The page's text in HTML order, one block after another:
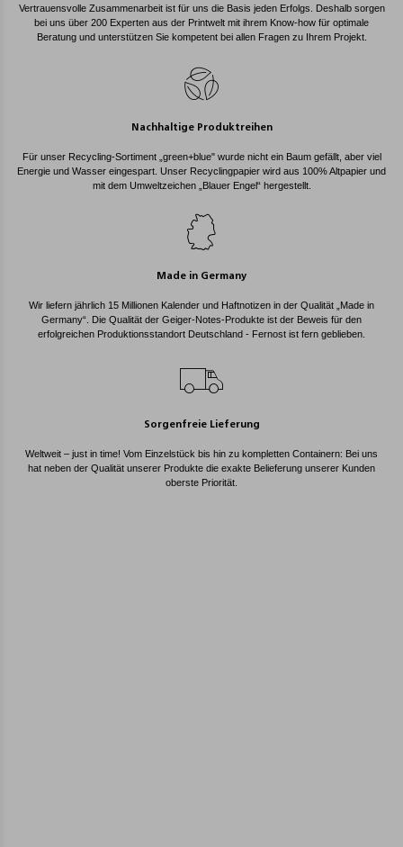
Vertrauensvolle Zusammenarbeit ist für uns die Basis jeden Erfolgs. Deshalb sorgen
bei uns über 200 Experten aus der Printwelt mit ihrem Know-how für optimale
Beratung und unterstützen Sie kompetent bei allen Fragen zu Ihrem Projekt.
Nachhaltige Produktreihen
Für unser Recycling-Sortiment „green+blue" wurde nicht ein Baum gefällt, aber viel
Energie und Wasser eingespart. Unser Recyclingpapier wird aus 100% Altpapier und
mit dem Umweltzeichen „Blauer Engel“ hergestellt.
Made in Germany
Wir liefern jährlich 15 Millionen Kalender und Haftnotizen in der Qualität „Made in
Germany“. Die Qualität der Geiger-Notes-Produkte ist der Beweis für den
erfolgreichen Produktionsstandort Deutschland - Fernost ist fern geblieben.
Sorgenfreie Lieferung
Weltweit – just in time! Vom Einzelstück bis hin zu kompletten Containern: Bei uns
hat neben der Qualität unserer Produkte die exakte Belieferung unserer Kunden
oberste Priorität.